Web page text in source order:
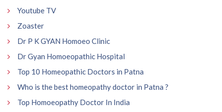
Youtube TV
Zoaster
Dr P K GYAN Homoeo Clinic
Dr Gyan Homoeopathic Hospital
Top 10 Homeopathic Doctors in Patna
Who is the best homeopathy doctor in Patna ?
Top Homoeopathy Doctor In India